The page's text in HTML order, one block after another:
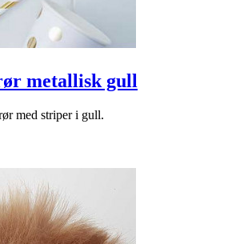
metallisk gull
med striper i gull.